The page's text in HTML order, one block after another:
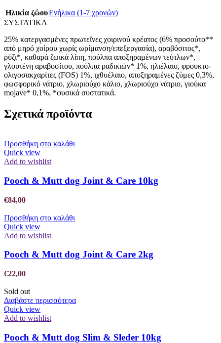
Ηλικία ζώουΕνήλικα (1-7 χρονών)
ΣΥΣΤΑΤΙΚΑ
25% κατεργασμένες πρωτεΐνες χοιρινού κρέατος (6% προσούτο**
από μηρό χοίρου χωρίς ωρίμανση/επεξεργασία), αραβόσιτος*,
ρύζι*, καθαρά ζωικά λίπη, πούλπα αποξηραμένων τεύτλων*,
γλουτένη αραβοσίτου, πούλπα ραδικιών* 1%, ηλιέλαιο, φρουκτο-
ολιγοσακχαρίτες (FOS) 1%, ιχθυέλαιο, αποξηραμένες ζύμες 0,3%,
φωσφορικό νάτριο, χλωριούχο κάλιο, χλωριούχο νάτριο, γιούκα
mojave* 0,1%, *φυσικά συστατικά.
Σχετικά προϊόντα
Προσθήκη στο καλάθι
Quick view
Add to wishlist
Pooch & Mutt dog Joint & Care 10kg
€84,00
Προσθήκη στο καλάθι
Quick view
Add to wishlist
Pooch & Mutt dog Joint & Care 2kg
€22,00
Sold out
Διαβάστε περισσότερα
Quick view
Add to wishlist
Pooch & Mutt dog Slim & Sleder 10kg